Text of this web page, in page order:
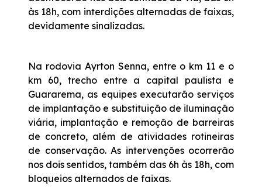
às 18h, com interdições alternadas de faixas,
devidamente sinalizadas.
Na rodovia Ayrton Senna, entre o km 11 e o
km 60, trecho entre a capital paulista e
Guararema, as equipes executarão serviços
de implantação e substituição de iluminação
viária, implantação e remoção de barreiras
de concreto, além de atividades rotineiras
de conservação. As intervenções ocorrerão
nos dois sentidos, também das 6h às 18h, com
bloqueios alternados de faixas.